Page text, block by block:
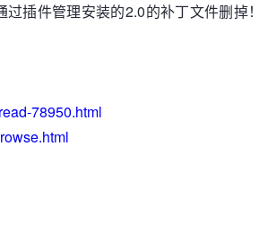
插件管理安装的2.0的补丁文件删掉！
78950.html